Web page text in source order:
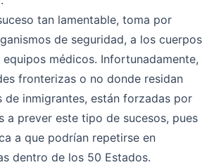
tan lamentable, toma por
de seguridad, a los cuerpos
médicos. Infortunadamente,
fronterizas o no donde residan
de inmigrantes, están forzadas por
a prever este tipo de sucesos, pues
a que podrían repetirse en
dentro de los 50 Estados.